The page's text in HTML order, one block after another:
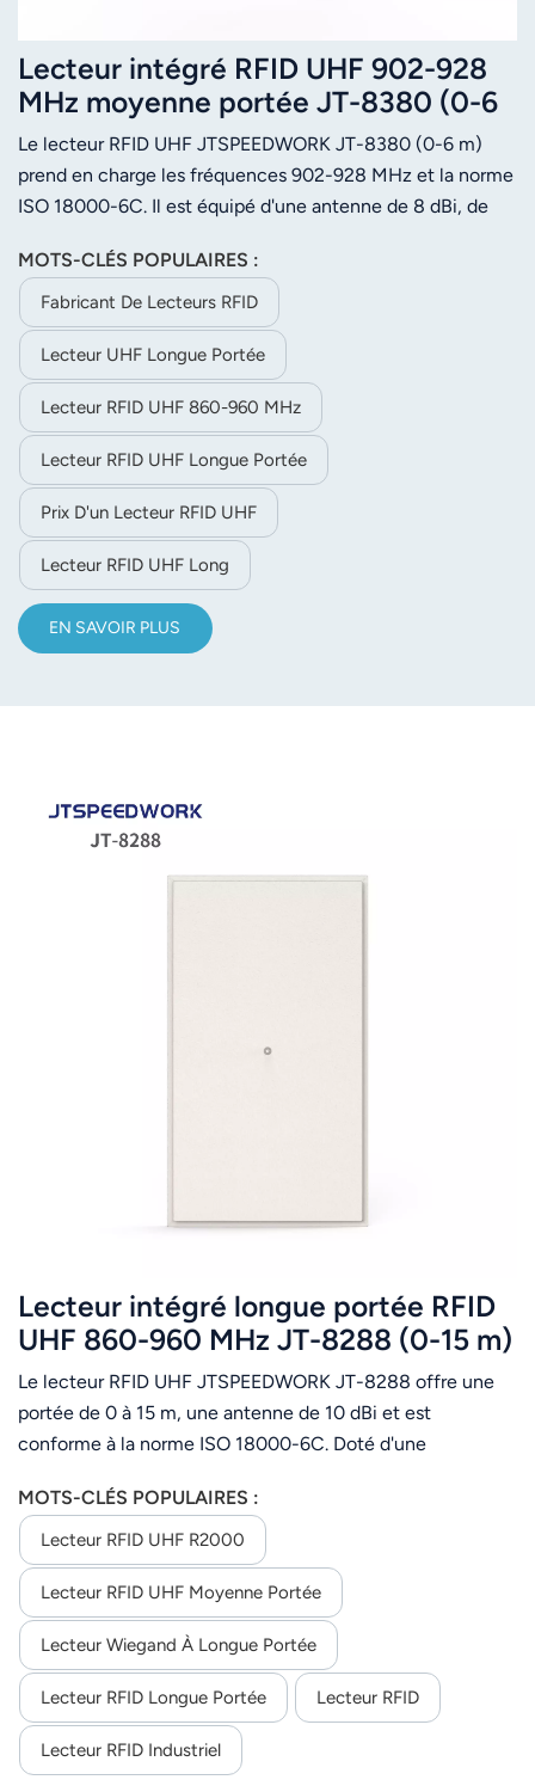
Lecteur intégré RFID UHF 902-928
MHz moyenne portée JT-8380 (0-6
m)
Le lecteur RFID UHF JTSPEEDWORK JT-8380 (0-6 m)
prend en charge les fréquences 902-928 MHz et la norme
ISO 18000-6C. Il est équipé d'une antenne de 8 dBi, de
°C à 75 °C. Il est utilisé pour le contrôle d'accès, la gestion
d'entrepôts, le commerce de détail et la gestion de
véhicules.
MOTS-CLÉS POPULAIRES :
Fabricant De Lecteurs RFID
Lecteur UHF Longue Portée
Lecteur RFID UHF 860-960 MHz
Lecteur RFID UHF Longue Portée
Prix D'un Lecteur RFID UHF
Lecteur RFID UHF Long
EN SAVOIR PLUS
Lecteur intégré longue portée RFID
UHF 860-960 MHz JT-8288 (0-15 m)
Le lecteur RFID UHF JTSPEEDWORK JT-8288 offre une
portée de 0 à 15 m, une antenne de 10 dBi et est
conforme à la norme ISO 18000-6C. Doté d'une
interfaces, il convient parfaitement aux applications de
contrôle d'accès, de gestion logistique et de véhicules.
MOTS-CLÉS POPULAIRES :
Lecteur RFID UHF R2000
Lecteur RFID UHF Moyenne Portée
Lecteur Wiegand À Longue Portée
Lecteur RFID Longue Portée Lecteur RFID
Lecteur RFID Industriel